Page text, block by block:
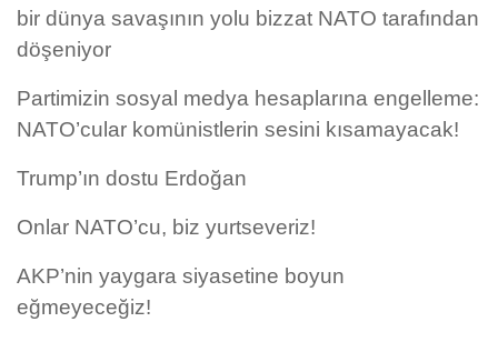
bir dünya savaşının yolu bizzat NATO tarafından
döşeniyor
Partimizin sosyal medya hesaplarına engelleme:
NATO’cular komünistlerin sesini kısamayacak!
Trump’ın dostu Erdoğan
Onlar NATO’cu, biz yurtseveriz!
AKP’nin yaygara siyasetine boyun
eğmeyeceğiz!